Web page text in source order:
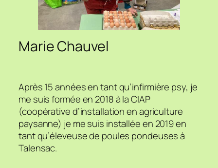
Marie Chauvel
Après 15 années en tant qu’infirmière psy, je
me suis formée en 2018 à la CIAP
(coopérative d’installation en agriculture
paysanne) je me suis installée en 2019 en
tant qu’éleveuse de poules pondeuses à
Talensac.